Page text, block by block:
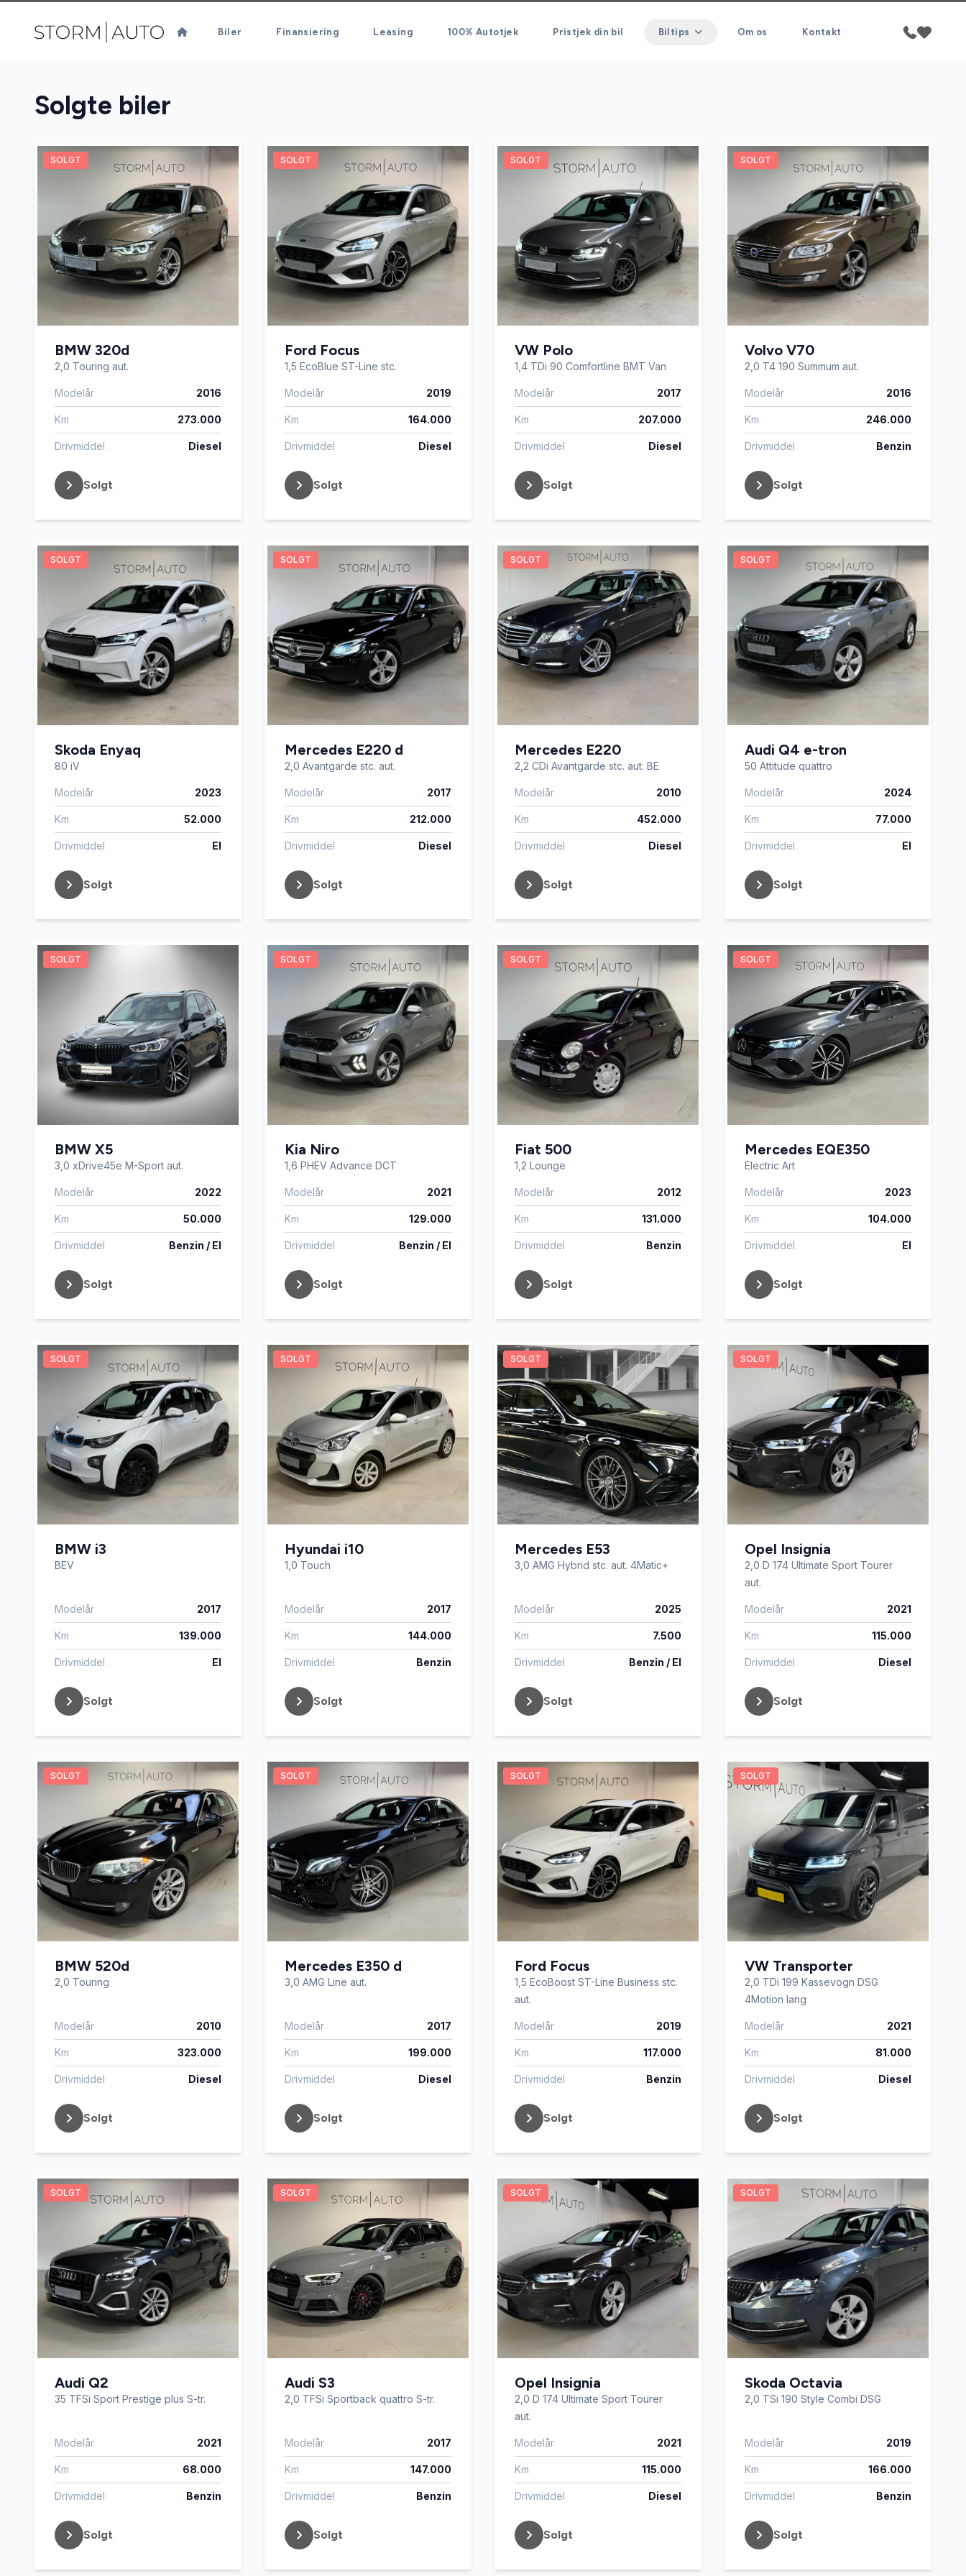
Biler Finansiering Leasing 100% Autotjek Pristjek din bil Biltips Om os Kontakt
Solgte biler
SOLGT
BMW 320d
2,0 Touring aut.
Modelår 2016
Km 273.000
Drivmiddel Diesel
Solgt
SOLGT
Ford Focus
1,5 EcoBlue ST-Line stc.
Modelår 2019
Km 164.000
Drivmiddel Diesel
Solgt
SOLGT
VW Polo
1,4 TDi 90 Comfortline BMT Van
Modelår 2017
Km 207.000
Drivmiddel Diesel
Solgt
SOLGT
Volvo V70
2,0 T4 190 Summum aut.
Modelår 2016
Km 246.000
Drivmiddel Benzin
Solgt
SOLGT
Skoda Enyaq
80 iV
Modelår 2023
Km 52.000
Drivmiddel El
Solgt
SOLGT
Mercedes E220 d
2,0 Avantgarde stc. aut.
Modelår 2017
Km 212.000
Drivmiddel Diesel
Solgt
SOLGT
Mercedes E220
2,2 CDi Avantgarde stc. aut. BE
Modelår 2010
Km 452.000
Drivmiddel Diesel
Solgt
SOLGT
Audi Q4 e-tron
50 Attitude quattro
Modelår 2024
Km 77.000
Drivmiddel El
Solgt
SOLGT
BMW X5
3,0 xDrive45e M-Sport aut.
Modelår 2022
Km 50.000
Drivmiddel Benzin / El
Solgt
SOLGT
Kia Niro
1,6 PHEV Advance DCT
Modelår 2021
Km 129.000
Drivmiddel Benzin / El
Solgt
SOLGT
Fiat 500
1,2 Lounge
Modelår 2012
Km 131.000
Drivmiddel Benzin
Solgt
SOLGT
Mercedes EQE350
Electric Art
Modelår 2023
Km 104.000
Drivmiddel El
Solgt
SOLGT
BMW i3
BEV
Modelår 2017
Km 139.000
Drivmiddel El
Solgt
SOLGT
Hyundai i10
1,0 Touch
Modelår 2017
Km 144.000
Drivmiddel Benzin
Solgt
SOLGT
Mercedes E53
3,0 AMG Hybrid stc. aut. 4Matic+
Modelår 2025
Km 7.500
Drivmiddel Benzin / El
Solgt
SOLGT
Opel Insignia
2,0 D 174 Ultimate Sport Tourer
aut.
Modelår 2021
Km 115.000
Drivmiddel Diesel
Solgt
SOLGT
BMW 520d
2,0 Touring
Modelår 2010
Km 323.000
Drivmiddel Diesel
Solgt
SOLGT
Mercedes E350 d
3,0 AMG Line aut.
Modelår 2017
Km 199.000
Drivmiddel Diesel
Solgt
SOLGT
Ford Focus
1,5 EcoBoost ST-Line Business stc.
aut.
Modelår 2019
Km 117.000
Drivmiddel Benzin
Solgt
SOLGT
VW Transporter
2,0 TDi 199 Kassevogn DSG
4Motion lang
Modelår 2021
Km 81.000
Drivmiddel Diesel
Solgt
SOLGT
Audi Q2
35 TFSi Sport Prestige plus S-tr.
Modelår 2021
Km 68.000
Drivmiddel Benzin
Solgt
SOLGT
Audi S3
2,0 TFSi Sportback quattro S-tr.
Modelår 2017
Km 147.000
Drivmiddel Benzin
Solgt
SOLGT
Opel Insignia
2,0 D 174 Ultimate Sport Tourer
aut.
Modelår 2021
Km 115.000
Drivmiddel Diesel
Solgt
SOLGT
Skoda Octavia
2,0 TSi 190 Style Combi DSG
Modelår 2019
Km 166.000
Drivmiddel Benzin
Solgt